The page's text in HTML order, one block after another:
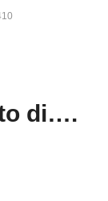
di….